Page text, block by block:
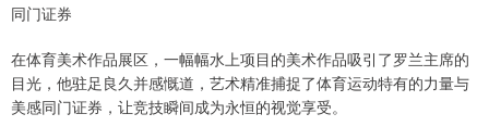
同门证券
在体育美术作品展区，一幅幅水上项目的美术作品吸引了罗兰主席的
目光，他驻足良久并感慨道，艺术精准捕捉了体育运动特有的力量与
美感同门证券，让竞技瞬间成为永恒的视觉享受。